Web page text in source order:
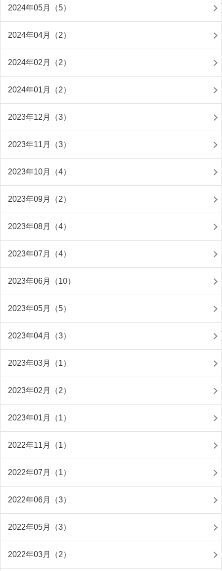
2024年05月（5）
2024年04月（2）
2024年02月（2）
2024年01月（2）
2023年12月（3）
2023年11月（3）
2023年10月（4）
2023年09月（2）
2023年08月（4）
2023年07月（4）
2023年06月（10）
2023年05月（5）
2023年04月（3）
2023年03月（1）
2023年02月（2）
2023年01月（1）
2022年11月（1）
2022年07月（1）
2022年06月（3）
2022年05月（3）
2022年03月（2）